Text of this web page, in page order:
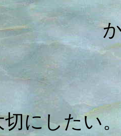
にしたい